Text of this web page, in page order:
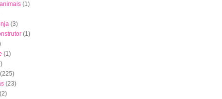
(1)
(3)
(1)
(1)
(225)
(23)
(2)